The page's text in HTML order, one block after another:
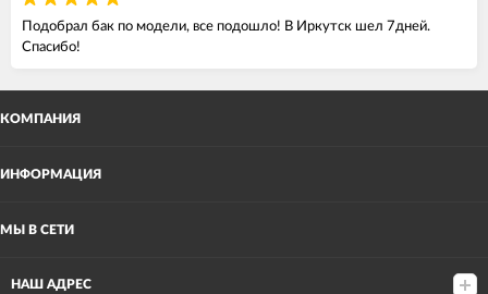
Подобрал бак по модели, все подошло! В Иркутск шел 7дней.
Спасибо!
КОМПАНИЯ
ИНФОРМАЦИЯ
МЫ В СЕТИ
НАШ АДРЕС